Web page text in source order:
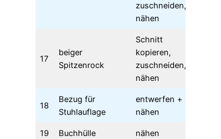
zuschneiden,
nähen
17
beiger
Spitzenrock
Schnitt
kopieren,
zuschneiden,
nähen
18
Bezug für
Stuhlauflage
entwerfen +
nähen
19 Buchhülle nähen